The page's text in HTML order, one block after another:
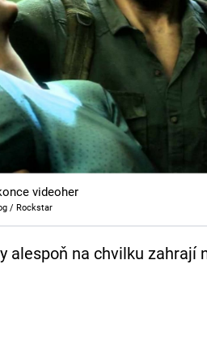
videoher
/ Rockstar
alespoň na chvilku zahrají